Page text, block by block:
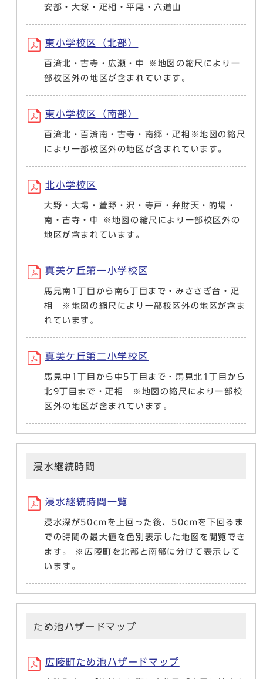
安部・大塚・疋相・平尾・六道山
東小学校区（北部）
百済北・古寺・広瀬・中 ※地図の縮尺により一
部校区外の地区が含まれています。
東小学校区（南部）
百済北・百済南・古寺・南郷・疋相※地図の縮尺
により一部校区外の地区が含まれています。
北小学校区
大野・大場・萱野・沢・寺戸・弁財天・的場・
南・古寺・中 ※地図の縮尺により一部校区外の
地区が含まれています。
真美ケ丘第一小学校区
馬見南1丁目から南6丁目まで・みささぎ台・疋
相 ※地図の縮尺により一部校区外の地区が含ま
れています。
真美ケ丘第二小学校区
馬見中1丁目から中5丁目まで・馬見北1丁目から
北9丁目まで・疋相 ※地図の縮尺により一部校
区外の地区が含まれています。
浸水継続時間
浸水継続時間一覧
浸水深が50cmを上回った後、50cmを下回るま
での時間の最大値を色別表示した地図を閲覧でき
ます。 ※広陵町を北部と南部に分けて表示して
います。
ため池ハザードマップ
広陵町ため池ハザードマップ